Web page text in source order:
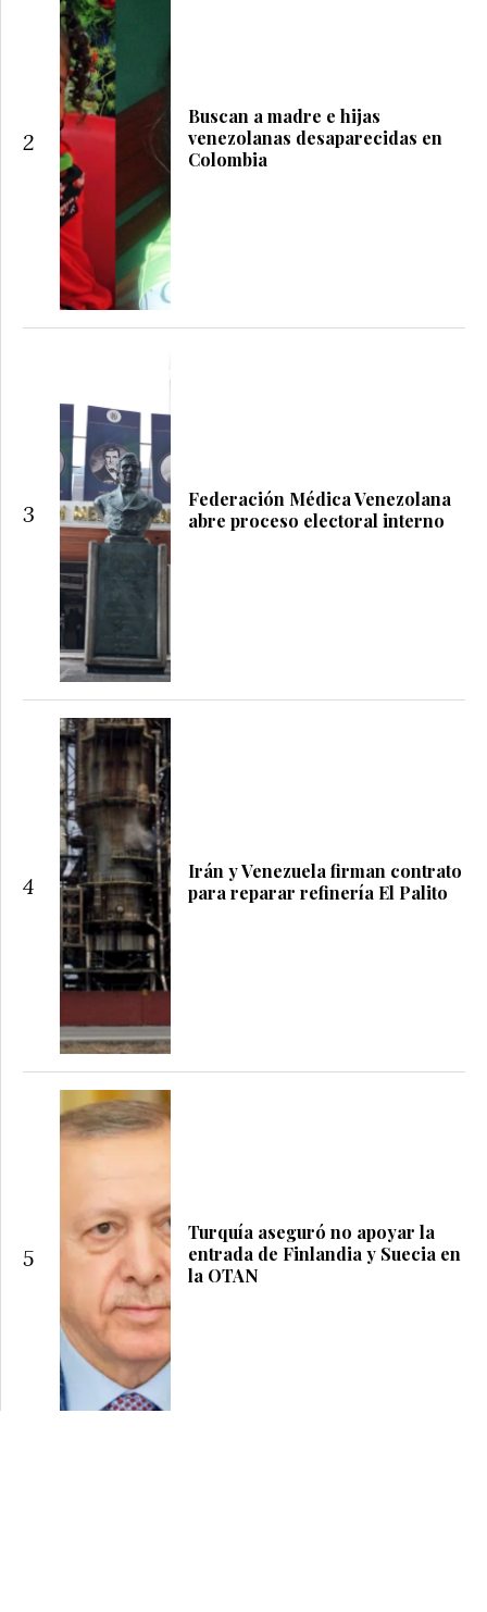
2
Buscan a madre e hijas
venezolanas desaparecidas en
Colombia
3
Federación Médica Venezolana
abre proceso electoral interno
4
Irán y Venezuela firman contrato
para reparar refinería El Palito
5
Turquía aseguró no apoyar la
entrada de Finlandia y Suecia en
la OTAN